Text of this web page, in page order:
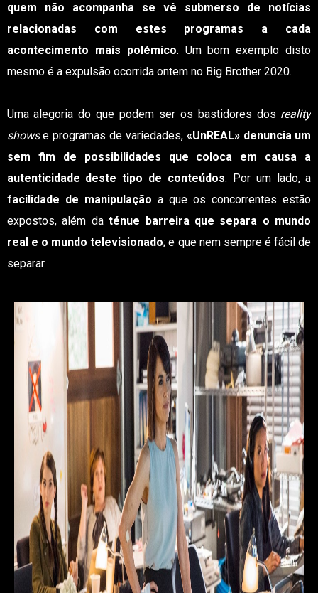
quem não acompanha se vê submerso de notícias
relacionadas com estes programas a cada
acontecimento mais polémico. Um bom exemplo disto
mesmo é a expulsão ocorrida ontem no Big Brother 2020.
Uma alegoria do que podem ser os bastidores dos reality
showse programas de variedades, «UnREAL» denuncia um
sem fim de possibilidades que coloca em causa a
autenticidade deste tipo de conteúdos. Por um lado, a
facilidade de manipulação a que os concorrentes estão
expostos, além daténue barreira que separa o mundo
real e o mundo televisionado; e que nem sempre é fácil de
separar.